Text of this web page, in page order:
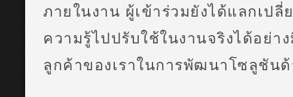
ภายในงาน ผู้เข้าร่วมยังได้แลกเป
ความรู้ไปปรับใช้ในงานจริงได้อย่า
ลูกค้าของเราในการพัฒนาโซลูชัน